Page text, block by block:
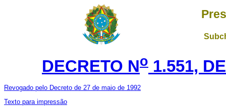
DECRETO No 1.551,
Revogado pelo Decreto de 27 de maio de 1992
Texto para impressão